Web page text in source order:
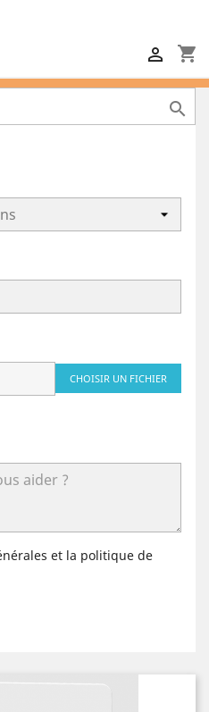
shopping_cart


CHOISIR UN FICHIER
et la politique de